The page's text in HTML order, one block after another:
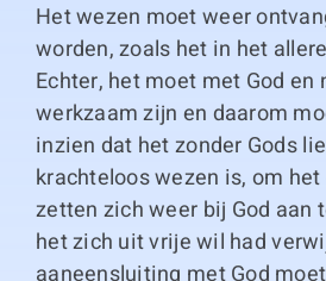
Het wezen moet weer
worden, zoals het in het
Echter, het moet met God en
werkzaam zijn en daarom
inzien dat het zonder Gods
krachteloos wezen is, om
zetten zich weer bij God aan
het zich uit vrije wil had
aaneensluiting met God